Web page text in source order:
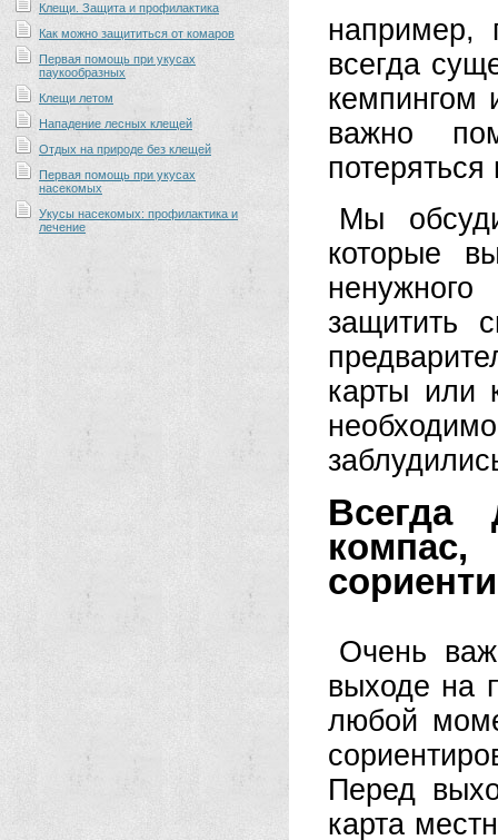
Клещи. Защита и профилактика
Как можно защититься от комаров
Первая помощь при укусах
паукообразных
Клещи летом
Нападение лесных клещей
Отдых на природе без клещей
Первая помощь при укусах
насекомых
Укусы насекомых: профилактика и
лечение
например,
всегда
кемпингом
важно
потеряться
Мы
которые
защитить
карты или
Всегда
Очень
выходе на
любой
Перед
карта